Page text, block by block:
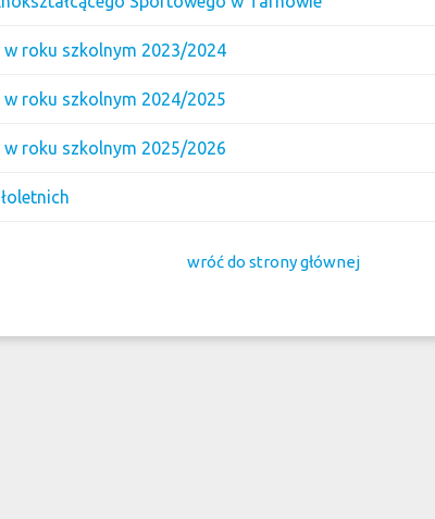
w roku szkolnym 2023/2024
w roku szkolnym 2024/2025
w roku szkolnym 2025/2026
wróć do strony głównej